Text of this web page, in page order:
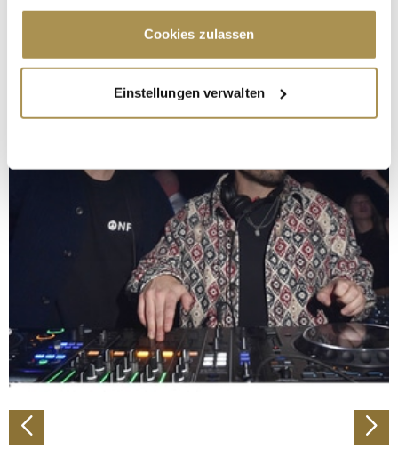
Cookie-Erklärung oder durch Klicken auf das Privacy
Trigger Symbol ändern oder widerrufen
Informationen über Ihre geografische Lage
erfassen, welche bis auf einige Meter genau sein
bestimmten Merkmalen (Fingerprinting) identifizieren
Erfahren Sie mehr darüber, wie Ihre persönlichen Daten
verarbeitet werden, und legen Sie Ihre Präferenzen im
Abschnitt Einzelheitenfest.
Wir verwenden Cookies, um Inhalte und Anzeigen zu
personalisieren, Funktionen für soziale Medien anbieten
zu können und die Zugriffe auf unsere Website zu
analysieren. Außerdem geben wir Informationen zu Ihrer
Verwendung unserer Website an unsere Partner für
Partner führen diese Informationen möglicherweise mit
weiteren Daten zusammen, die Sie ihnen bereitgestellt
Cookies zulassen
Einstellungen verwalten